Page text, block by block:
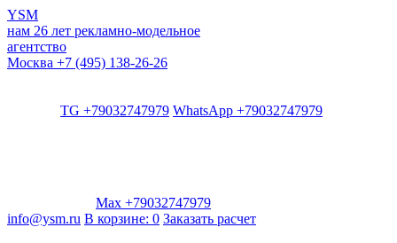
YSM
нам 26 лет рекламно-модельное
агентство
Москва +7 (495) 138-26-26
TG +79032747979 WhatsApp +79032747979
Max +79032747979
info@ysm.ru В корзине: 0 Заказать расчет